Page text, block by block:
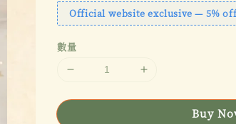
Official website exclusive — 5%
數量
Buy